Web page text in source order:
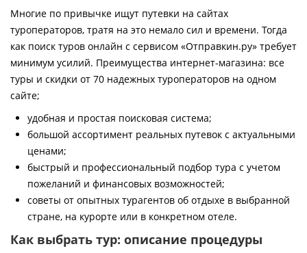
Многие по привычке ищут путевки на сайтах
туроператоров, тратя на это немало сил и времени. Тогда
как поиск туров онлайн с сервисом «Отправкин.ру» требует
минимум усилий. Преимущества интернет-магазина: все
туры и скидки от 70 надежных туроператоров на одном
сайте;
удобная и простая поисковая система;
большой ассортимент реальных путевок с актуальными
ценами;
быстрый и профессиональный подбор тура с учетом
пожеланий и финансовых возможностей;
советы от опытных турагентов об отдыхе в выбранной
стране, на курорте или в конкретном отеле.
Как выбрать тур: описание процедуры